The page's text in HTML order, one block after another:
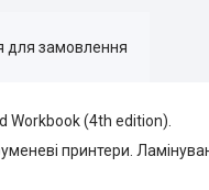
для замовлення
Workbook (4th edition).
принтери.